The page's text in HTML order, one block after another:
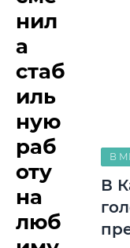
нил
а
стаб
иль
ную
раб
оту
на
люб
В
В